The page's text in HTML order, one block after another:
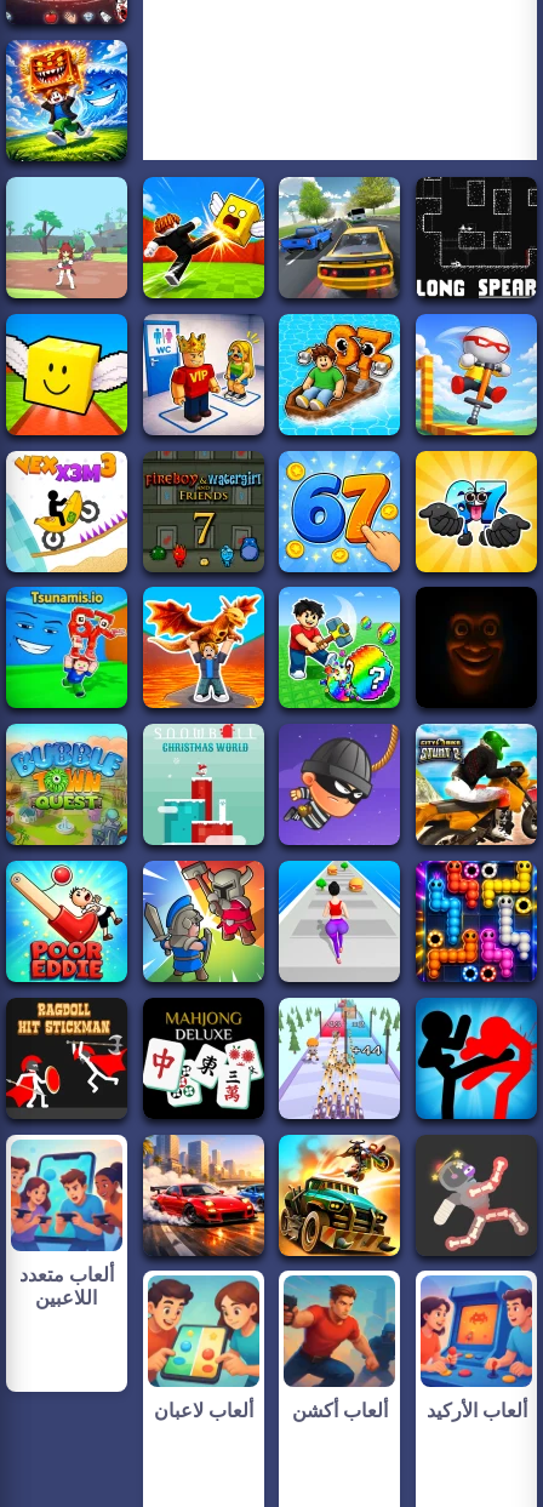
ألعاب متعدد
اللاعبين
ألعاب الأركيد ألعاب أكشن ألعاب لاعبان